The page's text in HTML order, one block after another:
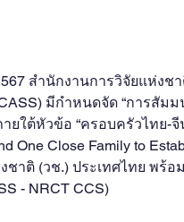
สำนักงานการวิจัยแห่งช
มีกำหนดจัด “การสัม
ายใต้หัวข้อ “ครอบครัวไท
One Close Family to
ชาติ (วช.) ประเทศไทย พร้
- NRCT CCS)